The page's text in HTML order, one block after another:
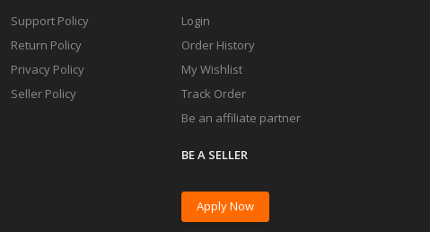
Support Policy
Return Policy
Privacy Policy
Seller Policy
Login
Order History
My Wishlist
Track Order
Be an affiliate partner
BE A SELLER
Apply Now